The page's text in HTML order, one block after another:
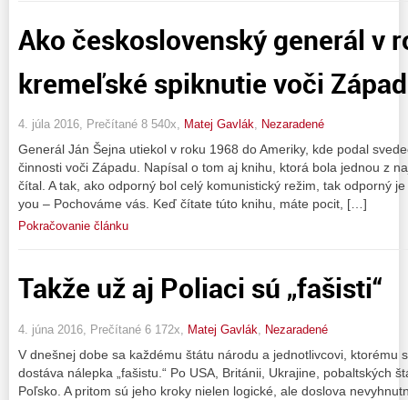
Ako československý generál v
kremeľské spiknutie voči
4. júla 2016, Prečítané 8 540x, Matej Gavlák, Nezaradené
Generál Ján Šejna utiekol v roku 1968 do Ameriky, kde podal
činnosti voči Západu. Napísal o tom aj knihu, ktorá bola jednou z
čítal. A tak, ako odporný bol celý komunistický režim, tak odporný
you – Pochováme vás. Keď čítate túto knihu, máte pocit, […]
Pokračovanie článku
Takže už aj Poliaci sú „fašisti“
4. júna 2016, Prečítané 6 172x, Matej Gavlák Nezaradené
V dnešnej dobe sa každému štátu národu a jednotlivcovi, ktorému
dostáva nálepka „fašistu.“ Po USA, Británii, Ukrajine, pobaltských
Poľsko. A pritom sú jeho kroky nielen logické, ale doslova